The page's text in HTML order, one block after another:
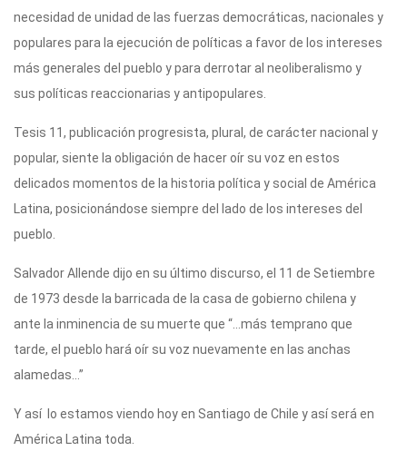
necesidad de unidad de las fuerzas democráticas, nacionales y
populares para la ejecución de políticas a favor de los intereses
más generales del pueblo y para derrotar al neoliberalismo y
sus políticas reaccionarias y antipopulares.
Tesis 11, publicación progresista, plural, de carácter nacional y
popular, siente la obligación de hacer oír su voz en estos
delicados momentos de la historia política y social de América
Latina, posicionándose siempre del lado de los intereses del
pueblo.
Salvador Allende dijo en su último discurso, el 11 de Setiembre
de 1973 desde la barricada de la casa de gobierno chilena y
ante la inminencia de su muerte que “…más temprano que
tarde, el pueblo hará oír su voz nuevamente en las anchas
alamedas…”
Y así lo estamos viendo hoy en Santiago de Chile y así será en
América Latina toda.